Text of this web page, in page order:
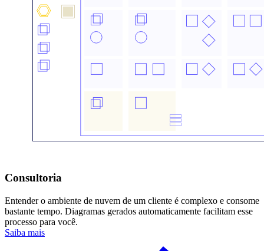
Consultoria
Entender o ambiente de nuvem de um cliente é complexo e consome
bastante tempo. Diagramas gerados automaticamente facilitam esse
processo para você.
Saiba mais